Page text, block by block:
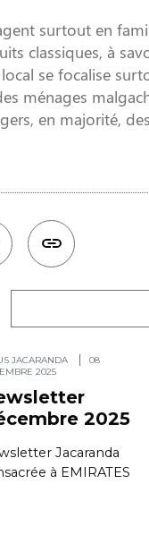
JACARANDA
08
2025
2025
Jacaranda
à EMIRATES
surtout en
classiques, à
se focalise
ménages
en majorité, des